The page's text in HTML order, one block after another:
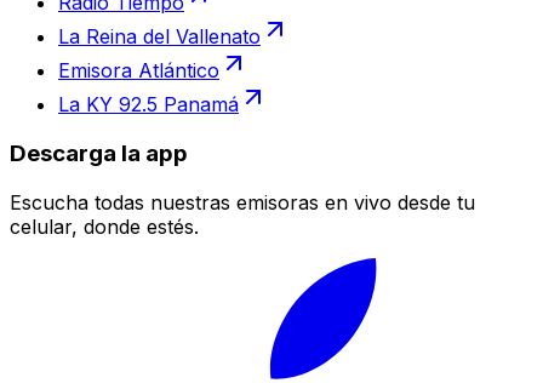
La Reina del Vallenato
Emisora Atlántico
La KY 92.5 Panamá
Descarga la app
Escucha todas nuestras emisoras en vivo desde tu
celular, donde estés.